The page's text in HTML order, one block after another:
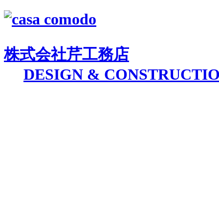
株式会社芹工務店
DESIGN & C